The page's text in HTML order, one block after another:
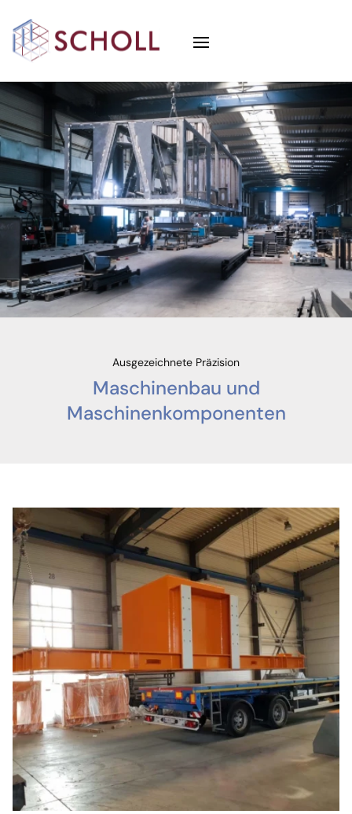
Ausgezeichnete Präzision
Maschinenbau und
Maschinenkomponenten